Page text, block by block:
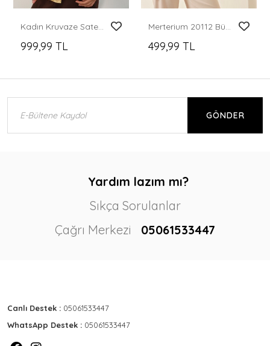
Kadın Kruvaze Saten Gömlek 20386 - Altın Sarısı
999,99 TL
Merterium 20112 Büzgülü Saten Gömlek - Siyah
499,99 TL
GÖNDER
Yardım lazım mı?
Sıkça Sorulanlar
Çağrı Merkezi
05061533447
Canlı Destek : 05061533447
WhatsApp Destek : 05061533447